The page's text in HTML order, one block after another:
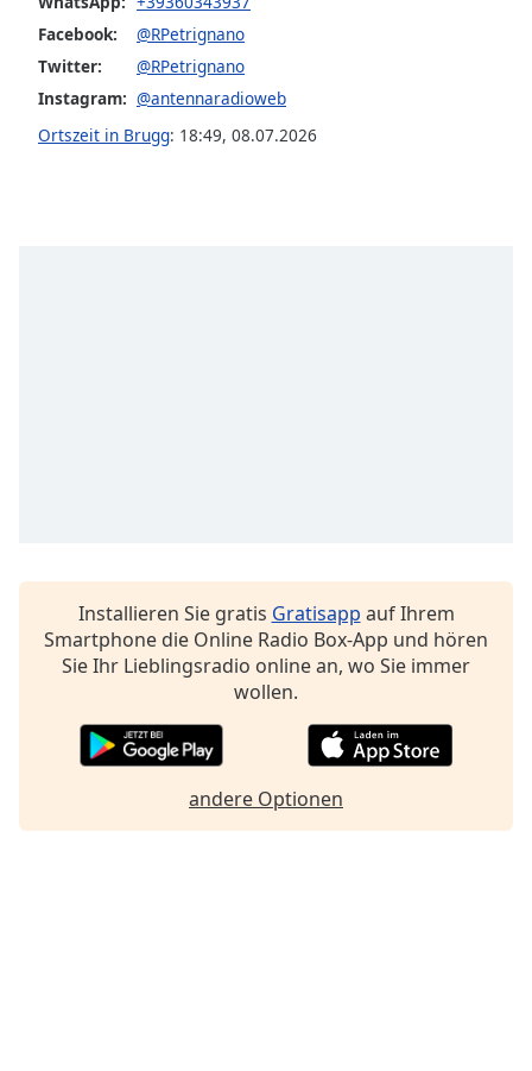
Opacity
Caption
dialog
Facebook:
@RPetrignano
Twitter:
@RPetrignano
Instagram: @antennaradioweb
Ortszeit in Brugg: 18:49, 08.07.2026
Installieren Sie gratis Gratisapp auf Ihrem
Smartphone die Online Radio Box-App und hören
Sie Ihr Lieblingsradio online an, wo Sie immer
wollen.
andere Optionen